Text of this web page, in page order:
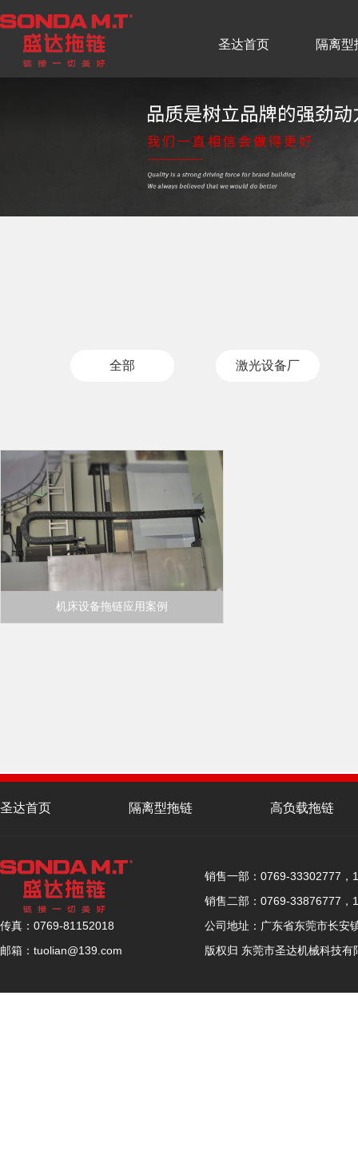
圣达首页 隔离型
全部 激光设备厂
机床设备拖链应用案例
圣达首页 隔离型拖链 高负载拖链
联系圣达
传真：0769-81152018
邮箱：tuolian@139.com
销售一部：0769-33302777，
销售二部：0769-33876777，
公司地址：广东省东莞市长安
版权归 东莞市圣达机械科技有